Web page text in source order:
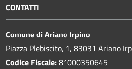
CONTATTI
Comune di Ariano Irpino
Piazza Plebiscito, 1, 83031 Ariano
Codice Fiscale:81000350645